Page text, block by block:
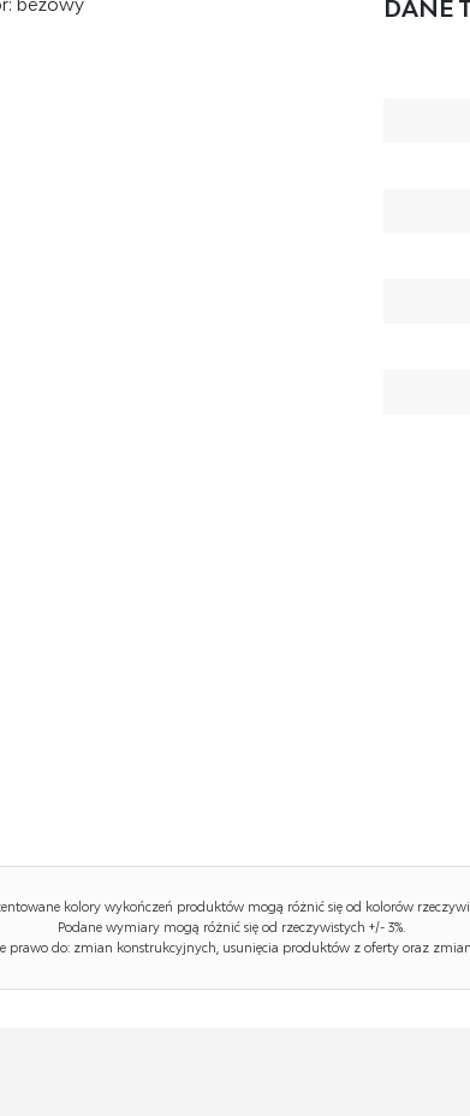
beżowy DANE
kolory wykończeń produktów mogą różnić się od kolorów
Podane wymiary mogą różnić się od rzeczywistych +/- 3%.
prawo do: zmian konstrukcyjnych, usunięcia produktów z oferty oraz